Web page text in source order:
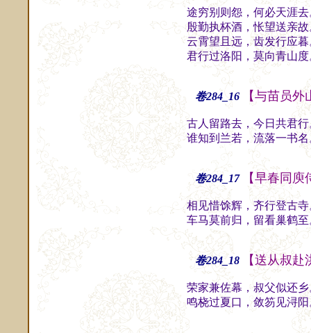
途穷别则怨，何必天涯
殷勤执杯酒，怅望送亲
云霄望且远，齿发行应
君行过洛阳，莫向青山度
卷284_16 【与苗员外
古人留路去，今日共君
谁知到兰若，流落一书名
卷284_17 【早春同
相见惜馀辉，齐行登古
车马莫前归，留看巢鹤至
卷284_18 【送从叔赴
荣家兼佐幕，叔父似还
鸣桡过夏口，敛笏见浔